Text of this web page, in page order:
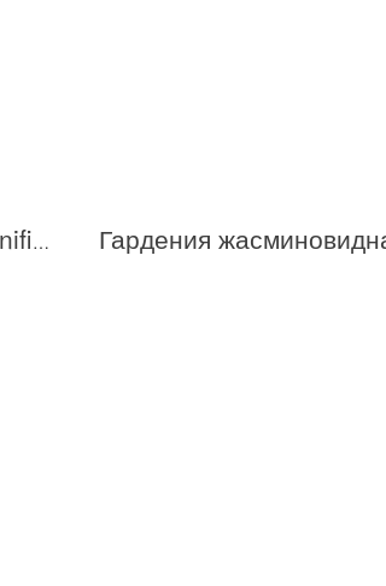
Гардения augusta (сорт 'Magnifica')